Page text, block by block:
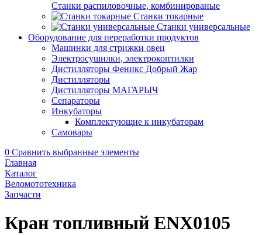
Станки распиловочные, комбинированые
Станки токарные
Станки универсальные
Оборудование для переработки продуктов
Машинки для стрижки овец
Электросушилки, электрокоптилки
Дистилляторы Феникс Добрый Жар
Дистилляторы
Дистилляторы МАГАРЫЧ
Сепараторы
Инкубаторы
Комплектующие к инкубаторам
Самовары
0 Сравнить выбранные элементы
Главная
Каталог
Веломототехника
Запчасти
Кран топливный ENX0105